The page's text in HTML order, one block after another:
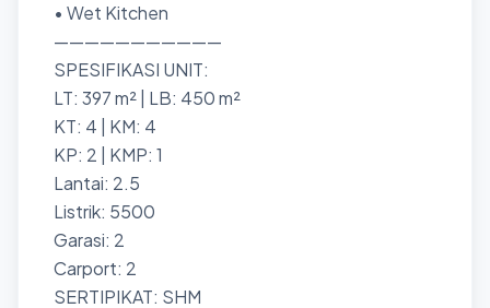
• Wet Kitchen
———————————
SPESIFIKASI UNIT:
LT: 397 m² | LB: 450 m²
KT: 4 | KM: 4
KP: 2 | KMP: 1
Lantai: 2.5
Listrik: 5500
Garasi: 2
Carport: 2
SERTIPIKAT: SHM